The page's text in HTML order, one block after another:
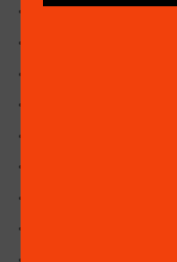
4 Kanal Görüntü ve